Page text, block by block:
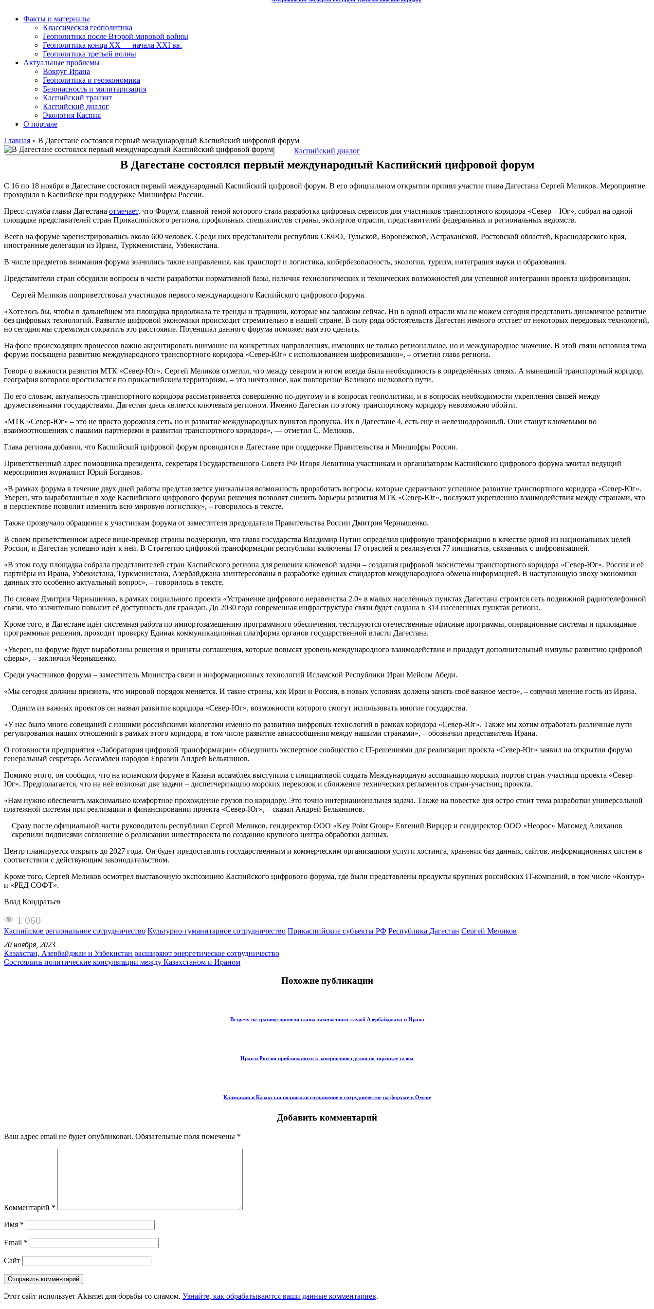
Факты и материалы
Классическая геополитика
Геополитика после Второй мировой войны
Геополитика конца XX — начала XXI вв.
Геополитика третьей волны
Актуальные проблемы
Вокруг Ирана
Геополитика и геоэкономика
Безопасность и милитаризация
Каспийский транзит
Каспийский диалог
Экология Каспия
О портале
Главная » В Дагестане состоялся первый международный Каспийский цифровой форум
Каспийский диалог
В Дагестане состоялся первый международный Каспийский цифровой форум
С 16 по 18 ноября в Дагестане состоялся первый международный Каспийский цифровой форум. В его официальном открытии принял участие глава Дагестана Сергей Меликов. Мероприятие
проходило в Каспийске при поддержке Минцифры России.
Пресс-служба главы Дагестана отмечает, что Форум, главной темой которого стала разработка цифровых сервисов для участников транспортного коридора «Север – Юг», собрал на одной
площадке представителей стран Прикаспийского региона, профильных специалистов страны, экспертов отрасли, представителей федеральных и региональных ведомств.
Всего на форуме зарегистрировались около 600 человек. Среди них представители республик СКФО, Тульской, Воронежской, Астраханской, Ростовской областей, Краснодарского края,
иностранные делегации из Ирана, Туркменистана, Узбекистана.
В числе предметов внимания форума значились такие направления, как транспорт и логистика, кибербезопасность, экология, туризм, интеграция науки и образования.
Представители стран обсудили вопросы в части разработки нормативной базы, наличия технологических и технических возможностей для успешной интеграции проекта цифровизации.
Сергей Меликов поприветствовал участников первого международного Каспийского цифрового форума.
«Хотелось бы, чтобы в дальнейшем эта площадка продолжала те тренды и традиции, которые мы заложим сейчас. Ни в одной отрасли мы не можем сегодня представить динамичное развитие
без цифровых технологий. Развитие цифровой экономики происходит стремительно в нашей стране. В силу ряда обстоятельств Дагестан немного отстает от некоторых передовых технологий,
но сегодня мы стремимся сократить это расстояние. Потенциал данного форума поможет нам это сделать.
На фоне происходящих процессов важно акцентировать внимание на конкретных направлениях, имеющих не только региональное, но и международное значение. В этой связи основная тема
форума посвящена развитию международного транспортного коридора «Север-Юг» с использованием цифровизации», – отметил глава региона.
Говоря о важности развития МТК «Север-Юг», Сергей Меликов отметил, что между севером и югом всегда была необходимость в определённых связях. А нынешний транспортный коридор,
география которого простилается по прикаспийским территориям, – это ничто иное, как повторение Великого шелкового пути.
По его словам, актуальность транспортного коридора рассматривается совершенно по-другому и в вопросах геополитики, и в вопросах необходимости укрепления связей между
дружественными государствами. Дагестан здесь является ключевым регионом. Именно Дагестан по этому транспортному коридору невозможно обойти.
«МТК «Север-Юг» – это не просто дорожная сеть, но и развитие международных пунктов пропуска. Их в Дагестане 4, есть еще и железнодорожный. Они станут ключевыми во
взаимоотношениях с нашими партнерами в развитии транспортного коридора», — отметил С. Меликов.
Глава региона добавил, что Каспийский цифровой форум проводится в Дагестане при поддержке Правительства и Минцифры России.
Приветственный адрес помощника президента, секретаря Государственного Совета РФ Игоря Левитина участникам и организаторам Каспийского цифрового форума зачитал ведущий
мероприятия журналист Юрий Богданов.
«В рамках форума в течение двух дней работы представляется уникальная возможность проработать вопросы, которые сдерживают успешное развитие транспортного коридора «Север-Юг».
Уверен, что выработанные в ходе Каспийского цифрового форума решения позволят снизить барьеры развития МТК «Север-Юг», послужат укреплению взаимодействия между странами, что
в перспективе позволит изменить всю мировую логистику», – говорилось в тексте.
Также прозвучало обращение к участникам форума от заместителя председателя Правительства России Дмитрия Чернышенко.
В своем приветственном адресе вице-премьер страны подчеркнул, что глава государства Владимир Путин определил цифровую трансформацию в качестве одной из национальных целей
России, и Дагестан успешно идёт к ней. В Стратегию цифровой трансформации республики включены 17 отраслей и реализуется 77 инициатив, связанных с цифровизацией.
«В этом году площадка собрала представителей стран Каспийского региона для решения ключевой задачи – создания цифровой экосистемы транспортного коридора «Север-Юг». Россия и её
партнёры из Ирана, Узбекистана, Туркменистана, Азербайджана заинтересованы в разработке единых стандартов международного обмена информацией. В наступающую эпоху экономики
данных это особенно актуальный вопрос», – говорилось в тексте.
По словам Дмитрия Чернышенко, в рамках социального проекта «Устранение цифрового неравенства 2.0» в малых населённых пунктах Дагестана строится сеть подвижной радиотелефонной
связи, что значительно повысит её доступность для граждан. До 2030 года современная инфраструктура связи будет создана в 314 населенных пунктах региона.
Кроме того, в Дагестане идёт системная работа по импортозамещению программного обеспечения, тестируются отечественные офисные программы, операционные системы и прикладные
программные решения, проходит проверку Единая коммуникационная платформа органов государственной власти Дагестана.
«Уверен, на форуме будут выработаны решения и приняты соглашения, которые повысят уровень международного взаимодействия и придадут дополнительный импульс развитию цифровой
сферы», – заключил Чернышенко.
Среди участников форума – заместитель Министра связи и информационных технологий Исламской Республики Иран Мейсам Абеди.
«Мы сегодня должны признать, что мировой порядок меняется. И такие страны, как Иран и Россия, в новых условиях должны занять своё важное место», – озвучил мнение гость из Ирана.
Одним из важных проектов он назвал развитие коридора «Север-Юг», возможности которого смогут использовать многие государства.
«У нас было много совещаний с нашими российскими коллегами именно по развитию цифровых технологий в рамках коридора «Север-Юг». Также мы хотим отработать различные пути
регулирования наших отношений в рамках этого коридора, в том числе развитие авиасообщения между нашими странами», – обозначил представитель Ирана.
О готовности предприятия «Лаборатория цифровой трансформации» объединить экспертное сообщество с IT-решениями для реализации проекта «Север-Юг» заявил на открытии форума
генеральный секретарь Ассамблеи народов Евразии Андрей Бельянинов.
Помимо этого, он сообщил, что на исламском форуме в Казани ассамблея выступила с инициативой создать Международную ассоциацию морских портов стран-участниц проекта «Север-
Юг». Предполагается, что на неё возложат две задачи – диспетчеризацию морских перевозок и сближение технических регламентов стран-участниц проекта.
«Нам нужно обеспечить максимально комфортное прохождение грузов по коридору. Это точно интернациональная задача. Также на повестке дня остро стоит тема разработки универсальной
платежной системы при реализации и финансировании проекта «Север-Юг», – сказал Андрей Бельянинов.
Сразу после официальной части руководитель республики Сергей Меликов, гендиректор ООО «Key Point Group» Евгений Вирцер и гендиректор ООО «Неорос» Магомед Алиханов
скрепили подписями соглашение о реализации инвестпроекта по созданию крупного центра обработки данных.
Центр планируется открыть до 2027 года. Он будет предоставлять государственным и коммерческим организациям услуги хостинга, хранения баз данных, сайтов, информационных систем в
соответствии с действующим законодательством.
Кроме того, Сергей Меликов осмотрел выставочную экспозицию Каспийского цифрового форума, где были представлены продукты крупных российских IT-компаний, в том числе «Контур»
и «РЕД СОФТ».
Влад Кондратьев
1 060
Каспийское региональное сотрудничество Культурно-гуманитарное сотрудничество Прикаспийские субъекты РФ Республика Дагестан Сергей Меликов
20 ноября, 2023
Казахстан, Азербайджан и Узбекистан расширяют энергетическое сотрудничество
Состоялись политические консультации между Казахстаном и Ираном
Похожие публикации
Встречу на границе провели главы таможенных служб Азербайджана и Ирана
Иран и Россия приближаются к завершению сделки по торговле газом
Калмыкия и Казахстан подписали соглашение о сотрудничестве на форуме в Омске
Добавить комментарий
Ваш адрес email не будет опубликован. Обязательные поля помечены *
Комментарий *
Имя *
Email *
Сайт
Этот сайт использует Akismet для борьбы со спамом. Узнайте, как обрабатываются ваши данные комментариев.